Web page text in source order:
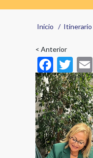
enlaces
de
ayuda
a
la
Inicio Itinerario
< Anterior
F
ac
e
b
o
o
T
w
itt
er